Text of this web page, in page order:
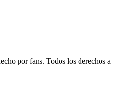
por fans. Todos los derechos a